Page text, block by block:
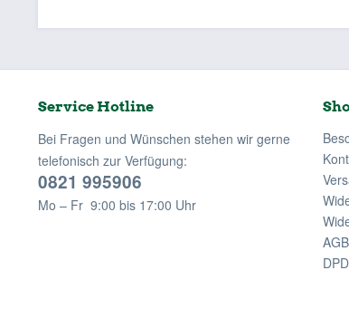
Service Hotline
Bei Fragen und Wünschen stehen wir gerne
telefonisch zur Verfügung:
0821 995906
Mo – Fr 9:00 bis 17:00 Uhr
AGB